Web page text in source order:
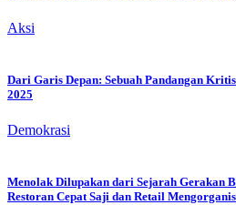
Aksi
Dari Garis Depan: Sebuah Pandangan
2025
Demokrasi
Menolak Dilupakan dari Sejarah Gerakan
Restoran Cepat Saji dan Retail